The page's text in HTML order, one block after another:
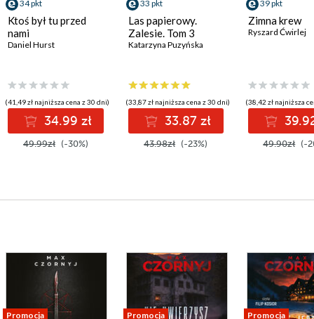
34 pkt
Ktoś był tu przed
nami
Daniel Hurst
(41,49 zł najniższa cena z 30 dni)
34.99 zł
49.99zł (-30%)
33 pkt
Las papierowy.
Zalesie. Tom 3
Katarzyna Puzyńska
(33,87 zł najniższa cena z 30 dni)
33.87 zł
43.98zł (-23%)
39 pkt
Zimna krew
Ryszard Ćwirlej
(38,42 zł najniższa
49.90zł (-
Promocja Promocja Promocja